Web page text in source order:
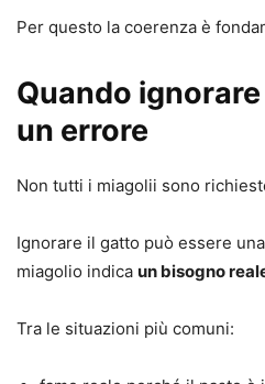
Per questo la coerenza è
Quando
un errore
Non tutti i miagolii sono
Ignorare il gatto può essere
miagolio indica un bisogno
Tra le situazioni più comuni: